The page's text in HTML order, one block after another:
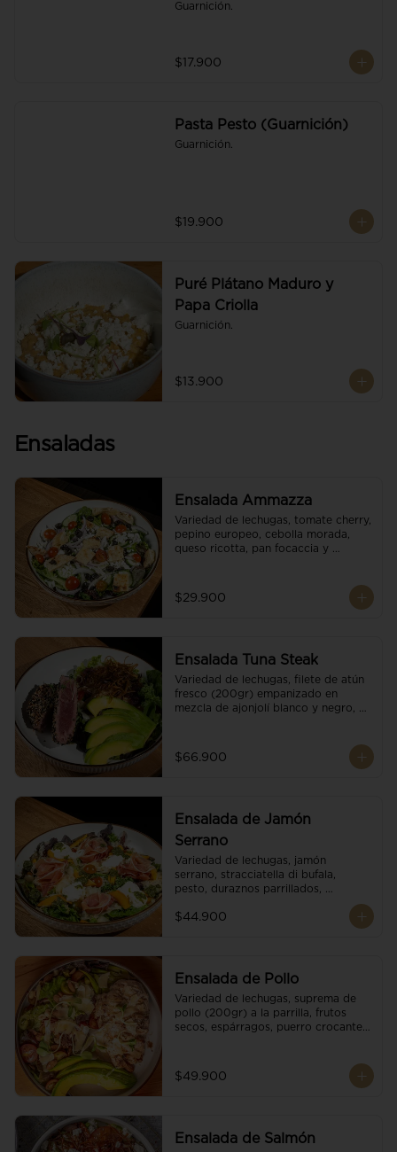
Guarnición.
$17.900
Pasta Pesto (Guarnición)
Guarnición.
$19.900
Puré Plátano Maduro y
Papa Criolla
Guarnición.
$13.900
Ensaladas
Ensalada Ammazza
Variedad de lechugas, tomate cherry,
pepino europeo, cebolla morada,
queso ricotta, pan focaccia y
$29.900
Ensalada Tuna Steak
Variedad de lechugas, filete de atún
fresco (200gr) empanizado en
mezcla de ajonjolí blanco y negro,
parmesano, puerro crocante y
reducción de balsámico.
$66.900
Ensalada de Jamón
Serrano
Variedad de lechugas, jamón
serrano, stracciatella di bufala,
pesto, duraznos parrillados,
tomate cherry y vinagreta
$44.900
Ensalada de Pollo
Variedad de lechugas, suprema de
pollo (200gr) a la parrilla, frutos
secos, espárragos, puerro crocante,
balsámico.
$49.900
Ensalada de Salmón